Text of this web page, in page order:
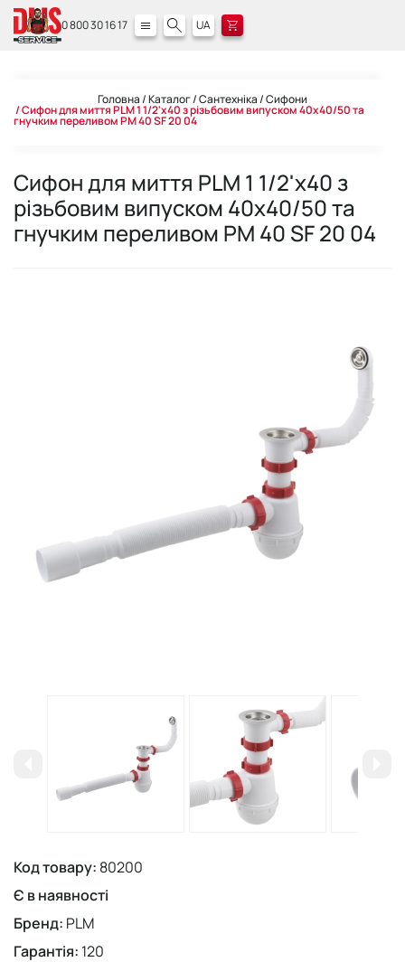
0 800 30 16 17 UA
Головна Каталог Сантехніка Сифони
Сифон для миття PLM 1 1/2'x40 з різьбовим випуском 40x40/50 та
гнучким переливом PM 40 SF 20 04
Сифон для миття PLM 1 1/2'x40 з
різьбовим випуском 40x40/50 та
гнучким переливом PM 40 SF 20 04
Код товару: 80200
Є в наявності
Бренд: PLM
Гарантія: 120